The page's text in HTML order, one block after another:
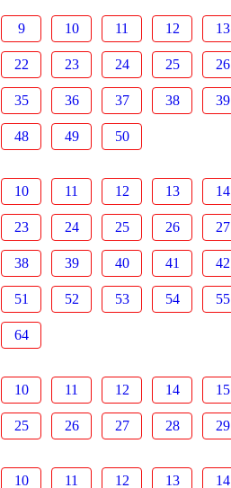
9 10 11 12 13
22 23 24 25 26
35 36 37 38 39
48 49 50
10 11 12 13 14
23 24 25 26 27
38 39 40 41 42
51 52 53 54 55
64
10 11 12 14 15
25 26 27 28 29
10 11 12 13 14